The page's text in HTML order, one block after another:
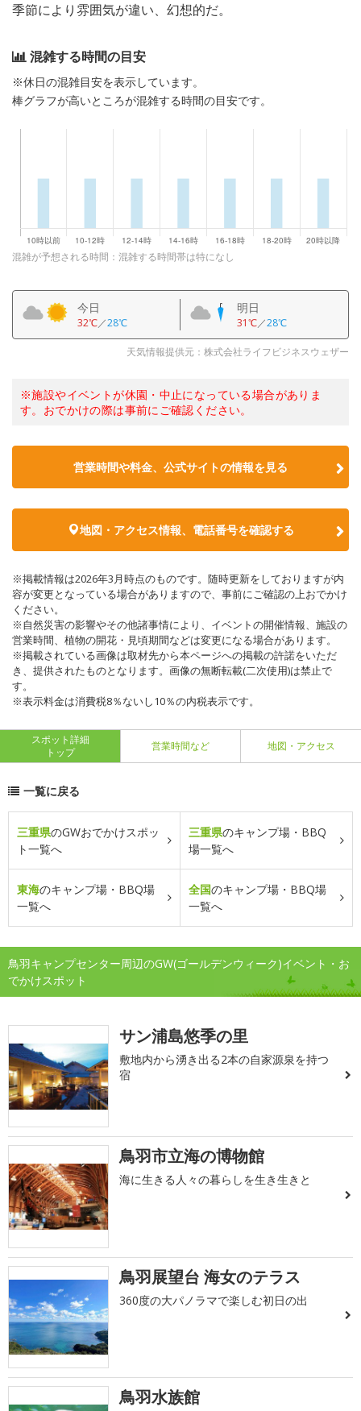
季節により雰囲気が違い、幻想的だ。
混雑する時間の目安
※休日の混雑目安を表示しています。
棒グラフが高いところが混雑する時間の目安です。
混雑が予想される時間：混雑する時間帯は特になし
今日
32℃／28℃
明日
31℃／28℃
天気情報提供元：株式会社ライフビジネスウェザー
※施設やイベントが休園・中止になっている場合がありま
す。おでかけの際は事前にご確認ください。
営業時間や料金、公式サイトの情報を見る
地図・アクセス情報、電話番号を確認する
※掲載情報は2026年3月時点のものです。随時更新をしておりますが内
容が変更となっている場合がありますので、事前にご確認の上おでかけ
ください。
※自然災害の影響やその他諸事情により、イベントの開催情報、施設の
営業時間、植物の開花・見頃期間などは変更になる場合があります。
※掲載されている画像は取材先から本ページへの掲載の許諾をいただ
き、提供されたものとなります。画像の無断転載(二次使用)は禁止で
す。
※表示料金は消費税8％ないし10％の内税表示です。
スポット詳細
トップ
営業時間など 地図・アクセス
一覧に戻る
三重県のGWおでかけスポッ
ト一覧へ
三重県のキャンプ場・BBQ
場一覧へ
東海のキャンプ場・BBQ場
一覧へ
全国のキャンプ場・BBQ場
一覧へ
鳥羽キャンプセンター周辺のGW(ゴールデンウィーク)イベント・お
でかけスポット
サン浦島悠季の里
敷地内から湧き出る2本の自家源泉を持つ
宿
鳥羽市立海の博物館
海に生きる人々の暮らしを生き生きと
鳥羽展望台 海女のテラス
360度の大パノラマで楽しむ初日の出
鳥羽水族館